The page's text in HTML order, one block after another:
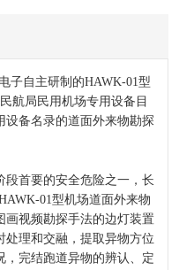
自主研制的HAWK-01型
航局民用机场专用设备目
设备名录的道面外来物勘探
首要的安全危险之一，长
01型机场道面外来物
画视频勘探手法的边灯装置
处理和交融，提取异物方位
，完结跑道异物的辨认、定